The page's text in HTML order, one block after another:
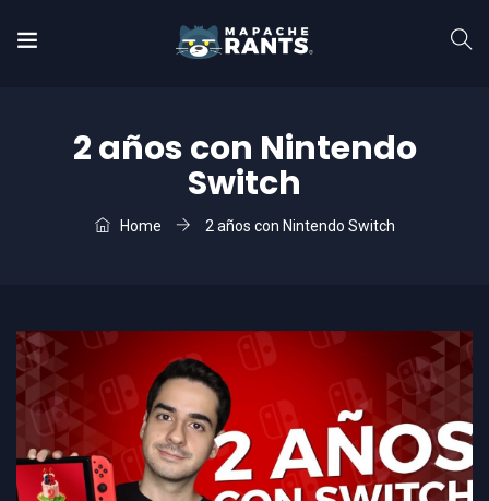
2 años con Nintendo
Switch
Home 2 años con Nintendo Switch